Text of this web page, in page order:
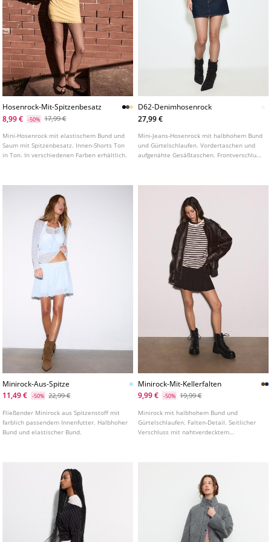
Hosenrock-Mit-Spitzenbesatz
8,99 €
-50% 17,99 €
Mini-Hosenrock mit elastischem Bund und
Saum mit Spitzenbesatz. Innen-Shorts Ton
in Ton. In verschiedenen Farben erhältlich.
D62-Denimhosenrock
27,99 €
Mini-Jeans-Hosenrock mit halbhohem Bund
und Gürtelschlaufen. Vordertaschen und
aufgenähte Gesäßtaschen. Frontverschluss
Minirock-Aus-Spitze
11,49 €
-50% 22,99 €
Fließender Minirock aus Spitzenstoff mit
farblich passendem Innenfutter. Halbhoher
Bund und elastischer Bund.
Minirock-Mit-Kellerfalten
9,99 €
-50% 19,99 €
Minirock mit halbhohem Bund und
Gürtelschlaufen. Falten-Detail. Seitlicher
Verschluss mit nahtverdecktem